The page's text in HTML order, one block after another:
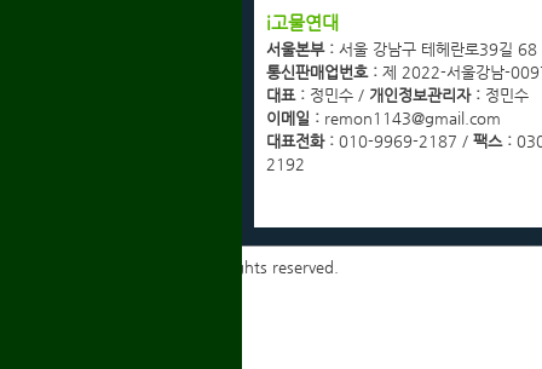
i고물연대
서울본부 : 서울 강남구 테헤란로39길 68
통신판매업번호 : 제 2022-서울강남-
대표 : 정민수 / 개인정보관리자 : 정민수
이메일 : remon1143@gmail.com
대표전화 : 010-9969-2187 / 팩스 :
2192
Copyrights ⓒ 2014 igmyd. All rights reserved.